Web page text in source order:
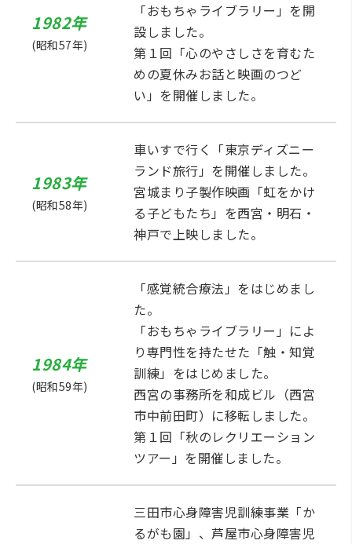
1982年
(昭和57年)
「おもちゃライブラリー」を開
設しました。
第１回「心のやさしさを育むた
めの夏休みお話と映画のつど
い」を開催しました。
1983年
(昭和58年)
車いすで行く「東京ディズニー
ランド旅行」を開催しました。
宮城まり子製作映画「虹をかけ
る子どもたち」を西宮・明石・
神戸で上映しました。
1984年
(昭和59年)
「感覚統合療法」をはじめまし
た。
「おもちゃライブラリー」によ
り専門性を持たせた「触・知覚
訓練」をはじめました。
西宮の事務所を和成ビル（西宮
市中前田町）に移転しました。
第１回「秋のレクリエーション
ツアー」を開催しました。
三田市心身障害児訓練事業「か
るがも園」、芦屋市心身障害児